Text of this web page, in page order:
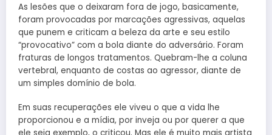
As lesões que o deixaram fora de jogo, basicamente,
foram provocadas por marcações agressivas, aquelas
que punem e criticam a beleza da arte e seu estilo
“provocativo” com a bola diante do adversário. Foram
fraturas de longos tratamentos. Quebram-lhe a coluna
vertebral, enquanto de costas ao agressor, diante de
um simples domínio de bola.
Em suas recuperações ele viveu o que a vida lhe
proporcionou e a mídia, por inveja ou por querer a que